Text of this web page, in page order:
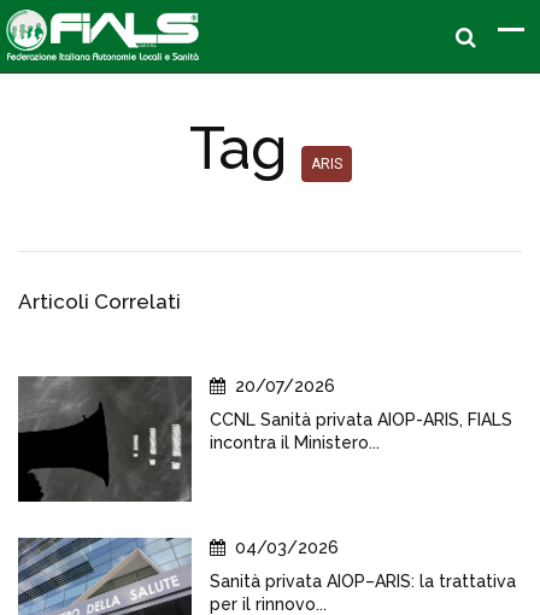
Tag ARIS
Articoli Correlati
20/07/2026
CCNL Sanità privata AIOP-ARIS, FIALS
incontra il Ministero...
04/03/2026
Sanità privata AIOP–ARIS: la trattativa
per il rinnovo...